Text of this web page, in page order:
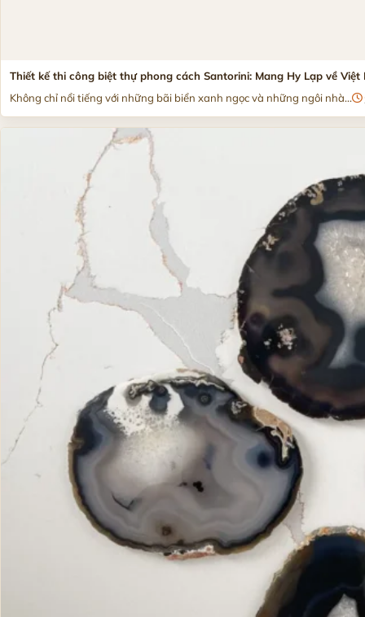
Thiết kế thi công biệt thự phong cách Santorini: Mang Hy Lạp về Việt
Không chỉ nổi tiếng với những bãi biển xanh ngọc và những ngôi nhà...